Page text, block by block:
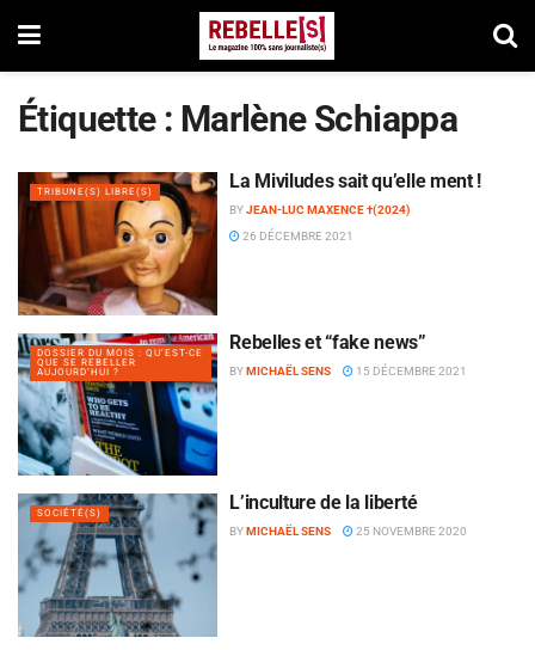
Étiquette : Marlène Schiappa
TRIBUNE(S) LIBRE(S) La Miviludes sait qu’elle ment !
BYJEAN-LUC MAXENCE †(2024)
26 DÉCEMBRE 2021
DOSSIER DU MOIS : QU’EST-CE
QUE SE REBELLER
AUJOURD’HUI ?
Rebelles et “fake news”
BYMICHAËL SENS 15 DÉCEMBRE 2021
SOCIÉTÉ(S) L’inculture de la liberté
BYMICHAËL SENS 25 NOVEMBRE 2020